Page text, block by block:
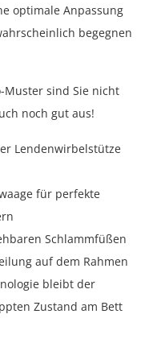
optimale Anpassung
begegnen
Muster sind Sie nicht
noch gut aus!
Lendenwirbelstütze
für perfekte
Schlammfüßen
auf dem Rahmen
bleibt der
Zustand am Bett